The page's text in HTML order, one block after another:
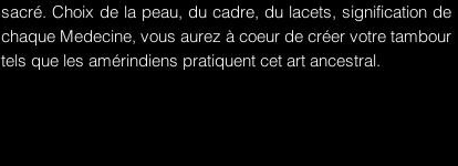
sacré. Choix de la peau, du cadre, du lacets, signification de
chaque Medecine, vous aurez à coeur de créer votre tambour
tels que les amérindiens pratiquent cet art ancestral.